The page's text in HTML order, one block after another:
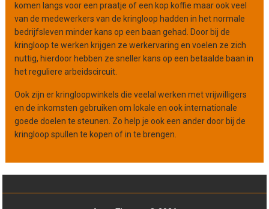
komen langs voor een praatje of een kop koffie maar ook veel
van de medewerkers van de kringloop hadden in het normale
bedrijfsleven minder kans op een baan gehad. Door bij de
kringloop te werken krijgen ze werkervaring en voelen ze zich
nuttig, hierdoor hebben ze sneller kans op een betaalde baan in
het reguliere arbeidscircuit.
Ook zijn er kringloopwinkels die veelal werken met vrijwilligers
en de inkomsten gebruiken om lokale en ook internationale
goede doelen te steunen. Zo help je ook een ander door bij de
kringloop spullen te kopen of in te brengen.